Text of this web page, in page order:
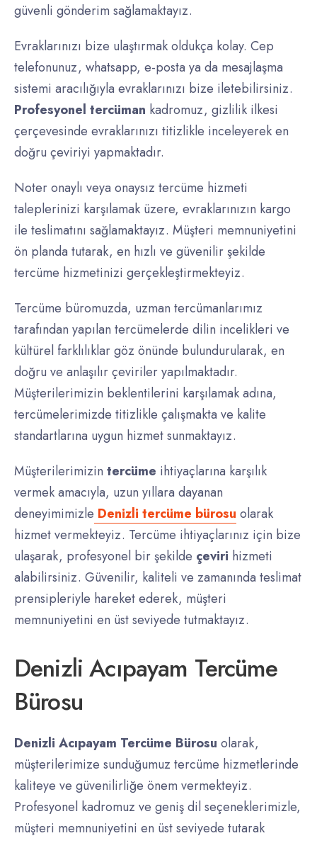
güvenli gönderim sağlamaktayız.
Evraklarınızı bize ulaştırmak oldukça kolay. Cep
telefonunuz, whatsapp, e-posta ya da mesajlaşma
sistemi aracılığıyla evraklarınızı bize iletebilirsiniz.
Profesyonel tercüman kadromuz, gizlilik ilkesi
çerçevesinde evraklarınızı titizlikle inceleyerek en
doğru çeviriyi yapmaktadır.
Noter onaylı veya onaysız tercüme hizmeti
taleplerinizi karşılamak üzere, evraklarınızın kargo
ile teslimatını sağlamaktayız. Müşteri memnuniyetini
ön planda tutarak, en hızlı ve güvenilir şekilde
tercüme hizmetinizi gerçekleştirmekteyiz.
Tercüme büromuzda, uzman tercümanlarımız
tarafından yapılan tercümelerde dilin incelikleri ve
kültürel farklılıklar göz önünde bulundurularak, en
doğru ve anlaşılır çeviriler yapılmaktadır.
Müşterilerimizin beklentilerini karşılamak adına,
tercümelerimizde titizlikle çalışmakta ve kalite
standartlarına uygun hizmet sunmaktayız.
Müşterilerimizin tercüme ihtiyaçlarına karşılık
vermek amacıyla, uzun yıllara dayanan
deneyimimizle Denizli tercüme bürosu olarak
hizmet vermekteyiz. Tercüme ihtiyaçlarınız için bize
ulaşarak, profesyonel bir şekilde çeviri hizmeti
alabilirsiniz. Güvenilir, kaliteli ve zamanında teslimat
prensipleriyle hareket ederek, müşteri
memnuniyetini en üst seviyede tutmaktayız.
Denizli Acıpayam Tercüme
Bürosu
Denizli Acıpayam Tercüme Bürosu olarak,
müşterilerimize sunduğumuz tercüme hizmetlerinde
kaliteye ve güvenilirliğe önem vermekteyiz.
Profesyonel kadromuz ve geniş dil seçeneklerimizle,
müşteri memnuniyetini en üst seviyede tutarak